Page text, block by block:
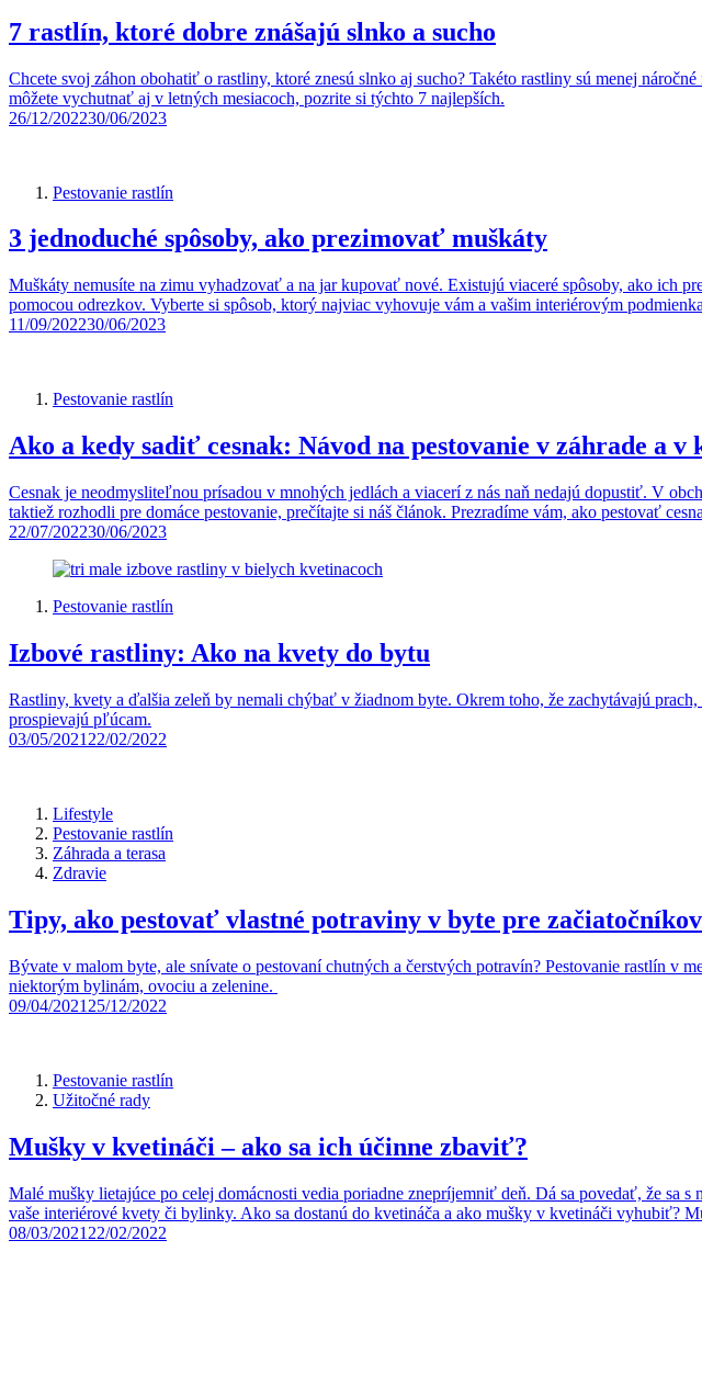
7 rastlín, ktoré dobre znášajú slnko a sucho
Chcete svoj záhon obohatiť o rastliny, ktoré znesú slnko aj sucho? Takéto rastliny sú menej
môžete vychutnať aj v letných mesiacoch, pozrite si týchto 7 najlepších.
26/12/202230/06/2023
Pestovanie rastlín
3 jednoduché spôsoby, ako prezimovať muškáty
Muškáty nemusíte na zimu vyhadzovať a na jar kupovať nové. Existujú viaceré spôsoby, ako ich
pomocou odrezkov. Vyberte si spôsob, ktorý najviac vyhovuje vám a vašim interiérovým
11/09/202230/06/2023
Pestovanie rastlín
Ako a kedy sadiť cesnak: Návod na pestovanie v záhrade a v
Cesnak je neodmysliteľnou prísadou v mnohých jedlách a viacerí z nás naň nedajú dopustiť. V
taktiež rozhodli pre domáce pestovanie, prečítajte si náš článok. Prezradíme vám, ako pestovať
22/07/202230/06/2023
Pestovanie rastlín
Izbové rastliny: Ako na kvety do bytu
Rastliny, kvety a ďalšia zeleň by nemali chýbať v žiadnom byte. Okrem toho, že zachytávajú
prospievajú pľúcam.
03/05/2021 22/02/2022
Lifestyle
Pestovanie rastlín
Záhrada a terasa
Zdravie
Tipy, ako pestovať vlastné potraviny v byte pre začiatočníkov
Bývate v malom byte, ale snívate o pestovaní chutných a čerstvých potravín? Pestovanie rastlín v
niektorým bylinám, ovociu a zelenine.
09/04/2021 25/12/2022
Pestovanie rastlín
Užitočné rady
Mušky v kvetináči – ako sa ich účinne zbaviť?
Malé mušky lietajúce po celej domácnosti vedia poriadne znepríjemniť deň. Dá sa povedať, že sa
vaše interiérové kvety či bylinky. Ako sa dostanú do kvetináča a ako mušky v kvetináči vyhubiť?
08/03/2021 22/02/2022